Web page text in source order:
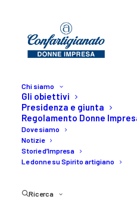
Chi siamo
Gli obiettivi
Presidenza e giunta
Regolamento Donne
Dove siamo
Notizie
Storie d’Impresa
Le donne su Spirito artigiano
Ricerca